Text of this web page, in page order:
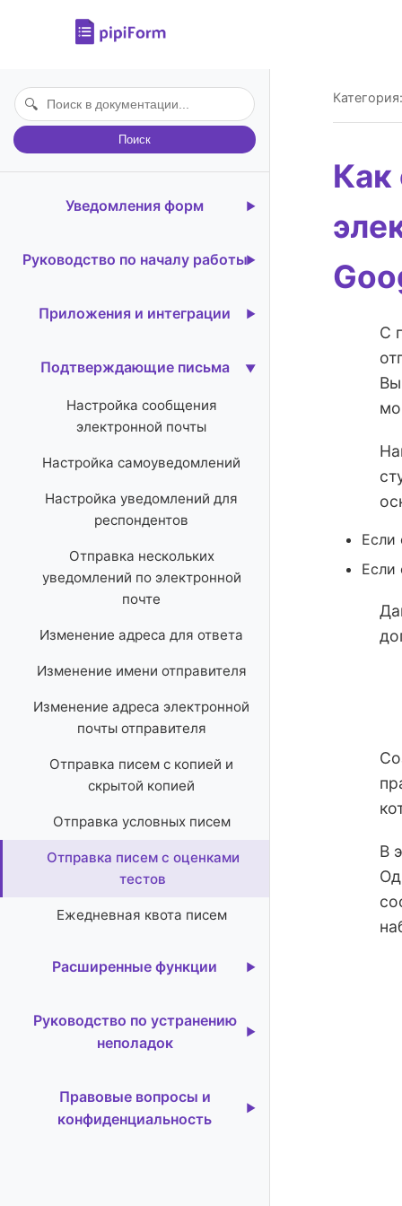
🔍
Поиск
Уведомления форм
Установка дополнения
Руководство по началу работы
электронной почте
электронной почты
Создание PDF
Тестирование уведомления по
Приложения и интеграции
Отправка уведомлений в Slack
Отправка push-уведомлений на
Публикация уведомлений в
Публикация уведомлений в
Google Chat
Подтверждающие письма
Настройка сообщения
электронной почты
Настройка самоуведомлений
Настройка уведомлений для
респондентов
Отправка нескольких
уведомлений по электронной
почте
Изменение адреса для ответа
Изменение имени отправителя
Изменение адреса электронной
почты отправителя
Отправка писем с копией и
скрытой копией
Отправка условных писем
Отправка писем с оценками
тестов
Ежедневная квота писем
Расширенные функции
форм
Импорт/экспорт рабочих
Руководство по устранению
неполадок
Пустое окно в Google Forms
Правовые вопросы и
конфиденциальность
Как
С
Если
Если
В